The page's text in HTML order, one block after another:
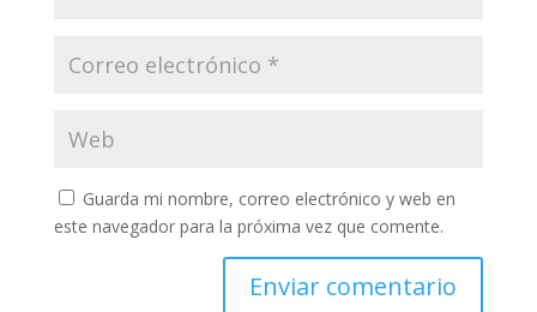
Guarda mi nombre, correo electrónico y web en
este navegador para la próxima vez que comente.